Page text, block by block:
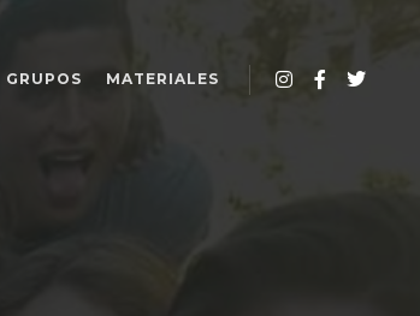
GRUPOS MATERIALES